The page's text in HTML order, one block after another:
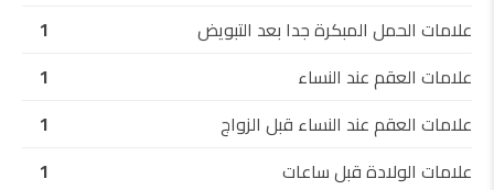
علامات الحمل المبكرة جدا بعد التبويض
1
علامات العقم عند النساء
1
علامات العقم عند النساء قبل الزواج
1
علامات الولادة قبل ساعات
1